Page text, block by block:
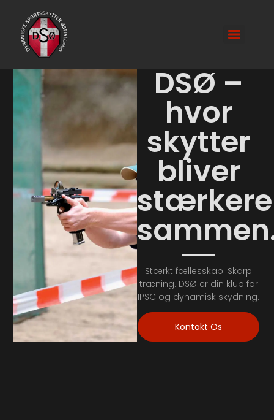
DSØ –
hvor
skytter
bliver
stærkere
Stærkt fællesskab. Skarp
træning. DSØ er din klub for
IPSC og dynamisk skydning.
Kontakt Os